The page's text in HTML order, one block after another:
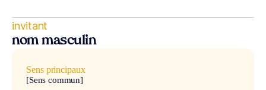
invitant
nom masculin
Sens principaux
[Sens commun]